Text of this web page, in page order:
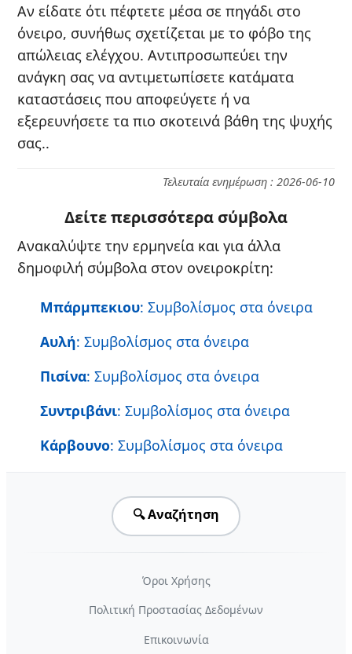
Αν είδατε ότι πέφτετε μέσα σε πηγάδι στο
όνειρο, συνήθως σχετίζεται με το φόβο της
απώλειας ελέγχου. Αντιπροσωπεύει την
ανάγκη σας να αντιμετωπίσετε κατάματα
καταστάσεις που αποφεύγετε ή να
εξερευνήσετε τα πιο σκοτεινά βάθη της ψυχής
σας..
Τελευταία ενημέρωση : 2026-06-10
Δείτε περισσότερα σύμβολα
Ανακαλύψτε την ερμηνεία και για άλλα
δημοφιλή σύμβολα στον ονειροκρίτη:
Μπάρμπεκιου: Συμβολίσμος στα όνειρα
Αυλή: Συμβολίσμος στα όνειρα
Πισίνα: Συμβολίσμος στα όνειρα
Συντριβάνι: Συμβολίσμος στα όνειρα
Κάρβουνο: Συμβολίσμος στα όνειρα
🔍 Αναζήτηση
Όροι Χρήσης
Πολιτική Προστασίας Δεδομένων
Επικοινωνία